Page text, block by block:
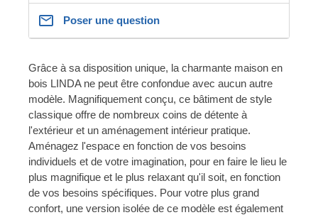
Poser une question
Grâce à sa disposition unique, la charmante maison en
bois LINDA ne peut être confondue avec aucun autre
modèle. Magnifiquement conçu, ce bâtiment de style
classique offre de nombreux coins de détente à
l'extérieur et un aménagement intérieur pratique.
Aménagez l'espace en fonction de vos besoins
individuels et de votre imagination, pour en faire le lieu le
plus magnifique et le plus relaxant qu'il soit, en fonction
de vos besoins spécifiques. Pour votre plus grand
confort, une version isolée de ce modèle est également